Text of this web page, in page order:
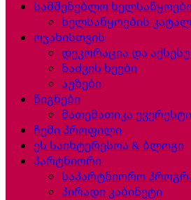
სამშენებლო
ხელსაწყოების
ოჯახისთვის
დეკორაცია და
ნაძვის ხეები
აუზები
წიგნები
მათემათიკა ევერესტი
ჩემი პროფილი
ეს საინტერესოა & ბლოგი
პარტნიორი
საპარტნიორო
პირადი კაბინეტი